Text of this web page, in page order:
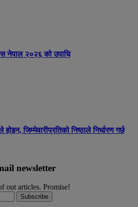
नेपाल २०२६ को उपाधि
जिम्मेवारीप्रतिको निष्ठाले निर्धारण गर्छ
newsletter
out articles. Promise!
Subscribe